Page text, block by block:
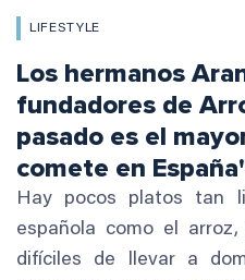
LIFESTYLE
Los hermanos
fundadores de
pasado es el
comete en
Hay pocos platos tan
española como el
difíciles de llevar a